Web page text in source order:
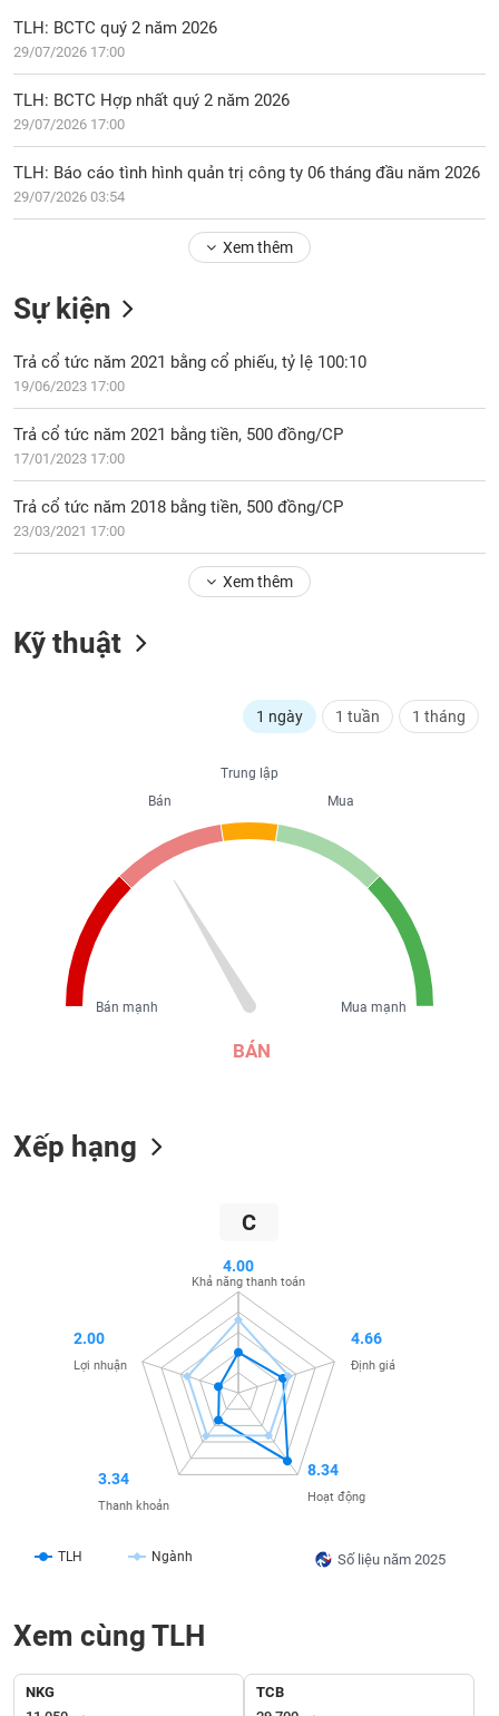
Danh
Cổ
phiếu
tiết
Tổng
dịch
chính
Phân
kỹ
thuật
Hồ
sơ
doanh
tức
sự
TLH: BCTC quý 2 năm 2026
29/07/2026 17:00
TLH: BCTC Hợp nhất quý 2 năm 2026
29/07/2026 17:00
TLH: Báo cáo tình hình quản trị công ty 06 tháng đầu năm 2026
29/07/2026 03:54
Xem thêm
Sự kiện
Trả cổ tức năm 2021 bằng cổ phiếu, tỷ lệ 100:10
19/06/2023 17:00
Trả cổ tức năm 2021 bằng tiền, 500 đồng/CP
17/01/2023 17:00
Trả cổ tức năm 2018 bằng tiền, 500 đồng/CP
23/03/2021 17:00
Xem thêm
Kỹ thuật
1 ngày 1 tuần 1 tháng
BÁN
Trung lập
Mua
Mua mạnh
Bán
Bán mạnh
Xếp hạng
C
Số liệu năm 2025
TLH Ngành
4.00
Khả năng thanh toán
4.66
Định giá
8.34
Hoạt động
3.34
Thanh khoản
2.00
Lợi nhuận
Xem cùng TLH
NKG
TCB
TIN
Ngành
(-)
NĂNG
NGUYÊN
VẬT
THÔNG
DỊCH